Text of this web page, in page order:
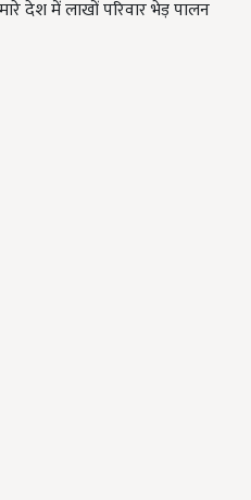
देश में लाखों परिवार भेड़ पालन